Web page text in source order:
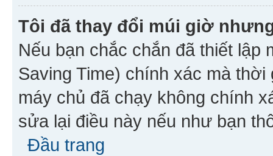
Tôi đã thay đổi múi giờ
Nếu bạn chắc chắn đã thiết lập
Saving Time) chính xác mà
máy chủ đã chạy không chính
sửa lại điều này nếu như bạn
Đầu trang